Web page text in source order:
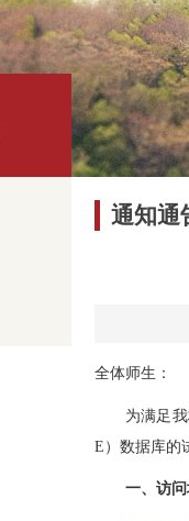
通知通
全体师生：
为满足
E）数据库的
一、访